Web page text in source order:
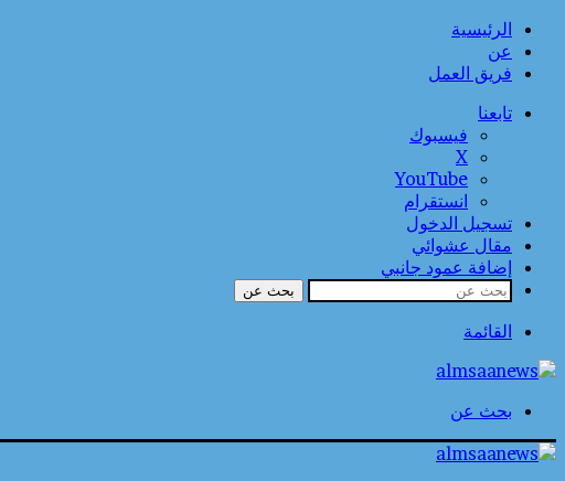
الرئيسية
عن
فريق العمل
تابعنا
فيسبوك
‫X
‫YouTube
انستقرام
تسجيل الدخول
مقال عشوائي
إضافة عمود جانبي
بحث عن
القائمة
بحث عن